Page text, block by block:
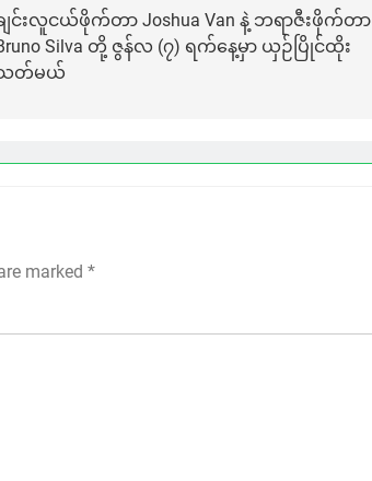
ျင်းလူငယ်ဖိုက်တာ Joshua Van နဲ့ ဘရာဇီးဖိုက်တာ
Silva တို့ ဇွန်လ (၇) ရက်နေ့မှာ ယှဉ်ပြိုင်ထိုး
တ်မယ်
marked *